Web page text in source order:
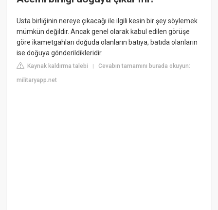
Usta birliğinin nereye çıkacağı ile ilgili kesin bir şey söylemek
mümkün değildir. Ancak genel olarak kabul edilen görüşe
göre ikametgahları doğuda olanların batıya, batıda olanların
ise doğuya gönderildikleridir.
Kaynak kaldırma talebi |Cevabın tamamını burada okuyun:
militaryapp.net